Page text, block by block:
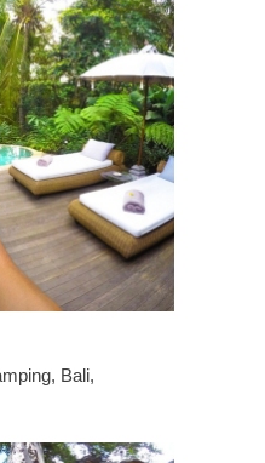
Bali,